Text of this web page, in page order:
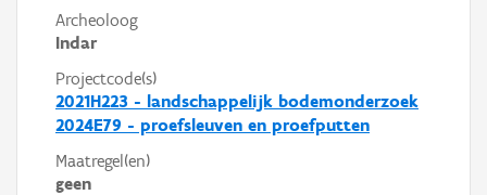
Archeoloog
Indar
Projectcode(s)
2021H223 - landschappelijk bodemonderzoek
2024E79 - proefsleuven en proefputten
Maatregel(en)
geen